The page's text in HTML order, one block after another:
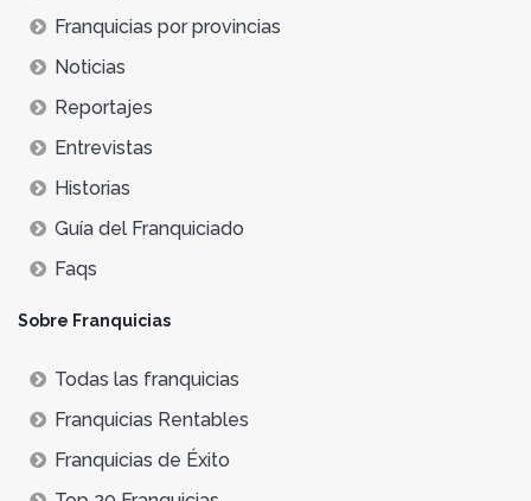
Franquicias por provincias
Noticias
Reportajes
Entrevistas
Historias
Guía del Franquiciado
Faqs
Sobre Franquicias
Todas las franquicias
Franquicias Rentables
Franquicias de Éxito